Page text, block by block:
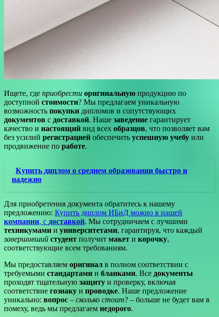
Ищете, где приобрести оригинальную продукцию по
доступной стоимости? Мы предлагаем уникальную
возможность покупки дипломов и сопутствующих
документов с доставкой. Наше заведение гарантирует
качество и настоящий вид всех образцов, что позволяет вам
без усилий регистрацией обеспечить успешную учебу или
продвижение по работе.
Купить диплом о среднем образовании быстро и
надежно
Для приобретения документа обратитесь к нашему
предложению: Купить диплом ИБиД можно в нашей
компании, с доставкой. Мы сотрудничаем с лучшими
техникумами и университетами, гарантируя, что каждый
завершивший студент получит макет и корочку,
соответствующие всем требованиям.
Мы предоставляем оригинал в полном соответствии с
требуемыми стандартами и бланками. Все документы
проходят тщательную защиту и проверку, включая
соответствие гознаку и проводке. Наше предложение
уникально: вопрос – сколько стоит? – больше не будет вам в
помеху, ведь мы предлагаем недорого.